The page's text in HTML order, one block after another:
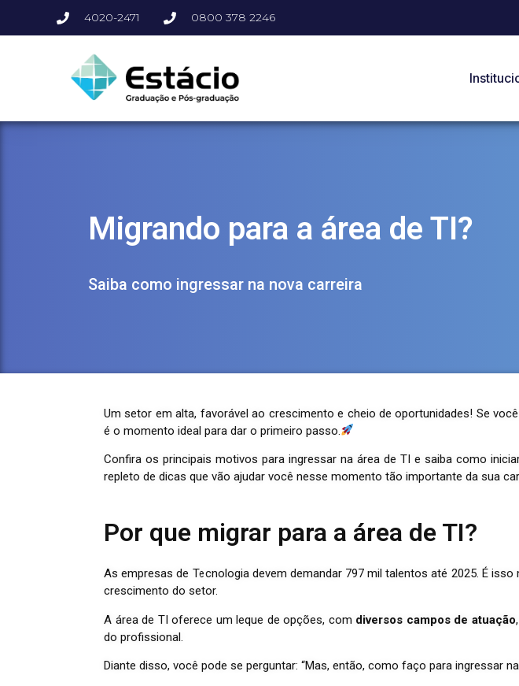
4020-2471 0800 378 2246
Migrando para a área de TI?
Saiba como ingressar na nova carreira
Um setor em alta, favorável ao crescimento e cheio de oportunidades! Se
é o momento ideal para dar o primeiro passo.
Confira os principais motivos para ingressar na área de TI e saiba como
repleto de dicas que vão ajudar você nesse momento tão importante da sua
Por que migrar para a área de TI?
As empresas de Tecnologia devem demandar 797 mil talentos até 2025. É
crescimento do setor.
A área de TI oferece um leque de opções, com diversos campos de atuação
do profissional.
Diante disso, você pode se perguntar: “Mas, então, como faço para ingressar